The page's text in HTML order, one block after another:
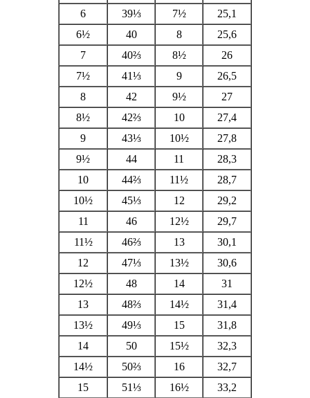
6
39⅓ 7½
25,1
6½
40 8
25,6
7
40⅔ 8½
26
7½
41⅓ 9
26,5
8
42 9½
27
8½
42⅔ 10
27,4
9
43⅓ 10½
27,8
9½
44 11
28,3
10
44⅔ 11½
28,7
10½
45⅓ 12
29,2
11
46 12½
29,7
11½
46⅔ 13
30,1
12
47⅓ 13½
30,6
12½
48 14
31
13
48⅔ 14½
31,4
13½
49⅓ 15
31,8
14
50 15½
32,3
14½
50⅔ 16
32,7
15
51⅓ 16½
33,2